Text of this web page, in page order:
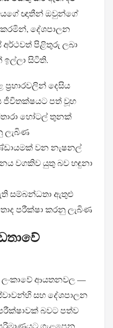
ඥාතීන් ඔවුන්ගේ
දේශපාලන
පිළිතුරු ලබා
සිටිති.
දෙසිය
ජීවිතක්ෂයට පත් වූහ
හෝටල් තුනක්
ලැබිණ
වන නැෂනල්
වගකිව යුතු බව හඳුනා
සම්බන්ධතා ඇතුළු
පරීක්ෂා කරනු ලැබිණ
ලංකාවේ ආයතනවල —
සහ දේශපාලන
බවට පත්ව
ගැළපෙන